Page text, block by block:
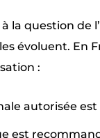
la question de
évoluent. En
:
autorisée est
est